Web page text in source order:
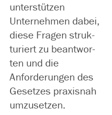
unter­stüt­zen
Unternehmen dabei,
die­se Fragen struk­
tu­riert zu beant­wor­
ten und die
Anforderungen des
Gesetzes pra­xis­nah
umzusetzen.